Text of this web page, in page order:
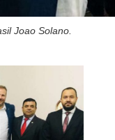
Joao Solano.